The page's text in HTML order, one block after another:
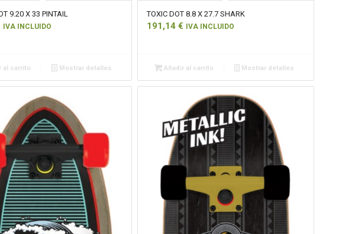
9.20 X 33 PINTAIL
IVA INCLUIDO
al carrito Mostrar detalles
TOXIC DOT 8.8 X 27.7 SHARK
191,14 € IVA INCLUIDO
Añadir al carrito Mostrar detalles